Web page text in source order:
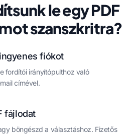
le egy PDF
szanszkritra?
fiókot
fordítói irányítópulthoz való
címével.
fájlodat
böngészd a választáshoz. Fizetős